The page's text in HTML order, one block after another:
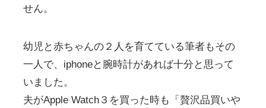
せん。
幼児と赤ちゃんの２人を育てている筆者もその
一人で、iphoneと腕時計があれば十分と思って
いました。
夫がApple Watch３を買った時も「贅沢品買いや